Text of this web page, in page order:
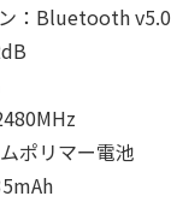
：Bluetooth v5.0
ポリマー電池